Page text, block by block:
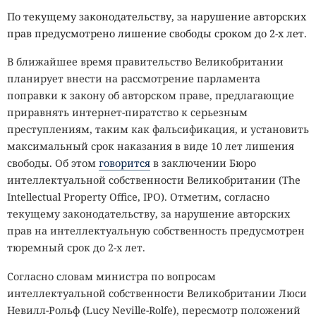
По текущему законодательству, за нарушение авторских
прав предусмотрено лишение свободы сроком до 2-х лет.
В ближайшее время правительство Великобритании
планирует внести на рассмотрение парламента
поправки к закону об авторском праве, предлагающие
приравнять интернет-пиратство к серьезным
преступлениям, таким как фальсификация, и установить
максимальный срок наказания в виде 10 лет лишения
свободы. Об этом говорится в заключении Бюро
интеллектуальной собственности Великобритании (The
Intellectual Property Office, IPO). Отметим, согласно
текущему законодательству, за нарушение авторских
прав на интеллектуальную собственность предусмотрен
тюремный срок до 2-х лет.
Согласно словам министра по вопросам
интеллектуальной собственности Великобритании Люси
Невилл-Рольф (Lucy Neville-Rolfe), пересмотр положений